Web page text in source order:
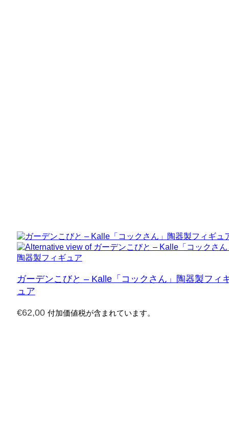
ガーデンこびと – Kalle「コックさん」陶器製フィ
ュア
€62,00 付加価値税が含まれています。